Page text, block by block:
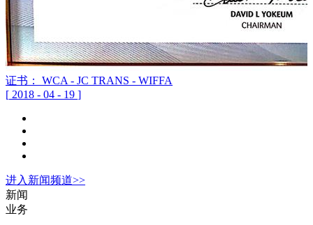
证书： WCA - JC TRANS - WIFFA
[ 2018 - 04 - 19 ]
进入 新闻频道>>
新闻
业务